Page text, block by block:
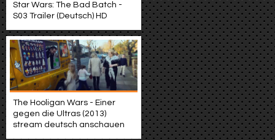
Star Wars: The Bad Batch -
S03 Trailer (Deutsch) HD
The Hooligan Wars - Einer
gegen die Ultras (2013)
stream deutsch anschauen